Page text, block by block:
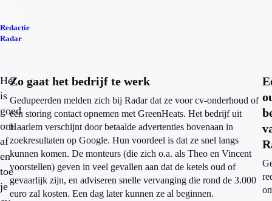
Redactie
Radar
Het
is
goed
om
af
en
toe
je
Zo gaat het bedrijf te werk
Gedupeerden melden zich bij Radar dat ze voor cv-onderhoud of
een storing contact opnemen met GreenHeats. Het bedrijf uit
Haarlem verschijnt door betaalde advertenties bovenaan in
zoekresultaten op Google. Hun voordeel is dat ze snel langs
kunnen komen. De monteurs (die zich o.a. als Theo en Vincent
voorstellen) geven in veel gevallen aan dat de ketels oud of
gevaarlijk zijn, en adviseren snelle vervanging die rond de 3.000
euro zal kosten. Een dag later kunnen ze al beginnen.